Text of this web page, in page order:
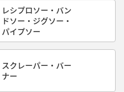
レシプロソー・バン
ドソー・ジグソー・
パイプソー
スクレーパー・バー
ナー